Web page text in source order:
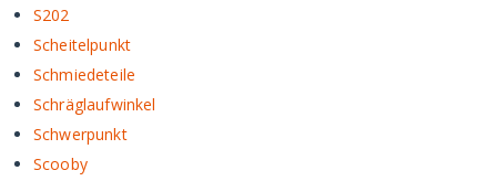
S202
Scheitelpunkt
Schmiedeteile
Schräglaufwinkel
Schwerpunkt
Scooby